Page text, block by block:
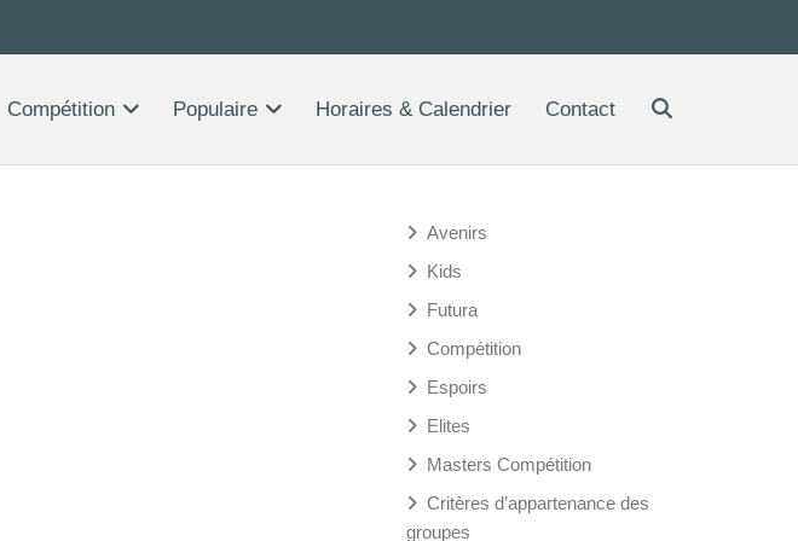
Compétition Populaire Horaires & Calendrier Contact
Avenirs
Kids
Futura
Compétition
Espoirs
Elites
Masters Compétition
Critères d’appartenance des
groupes